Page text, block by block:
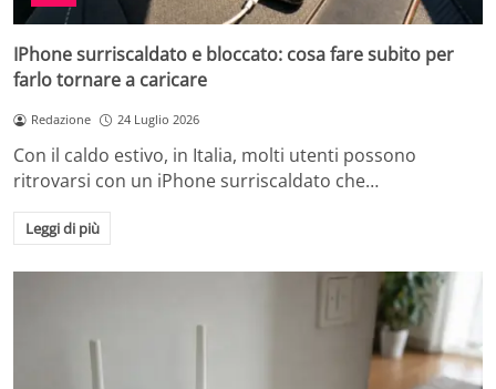
IPhone surriscaldato e bloccato: cosa fare subito per
farlo tornare a caricare
Redazione 24 Luglio 2026
Con il caldo estivo, in Italia, molti utenti possono
ritrovarsi con un iPhone surriscaldato che…
Leggi di più